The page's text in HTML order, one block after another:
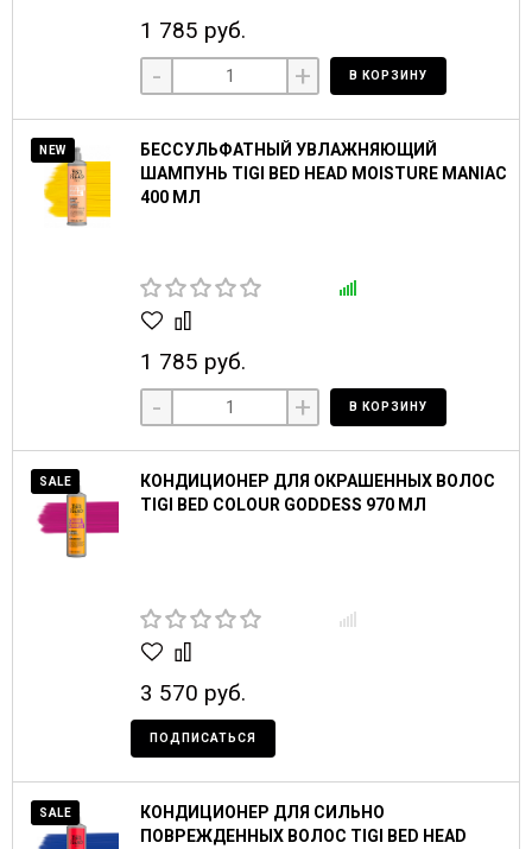
1 785 руб.
- + В КОРЗИНУ
NEW
БЕССУЛЬФАТНЫЙ УВЛАЖНЯЮЩИЙ
ШАМПУНЬ TIGI BED HEAD MOISTURE MANIAC
400 МЛ
1 785 руб.
- + В КОРЗИНУ
SALE
КОНДИЦИОНЕР ДЛЯ ОКРАШЕННЫХ ВОЛОС
TIGI BED COLOUR GODDESS 970 МЛ
3 570 руб.
ПОДПИСАТЬСЯ
SALE
КОНДИЦИОНЕР ДЛЯ СИЛЬНО
ПОВРЕЖДЕННЫХ ВОЛОС TIGI BED HEAD